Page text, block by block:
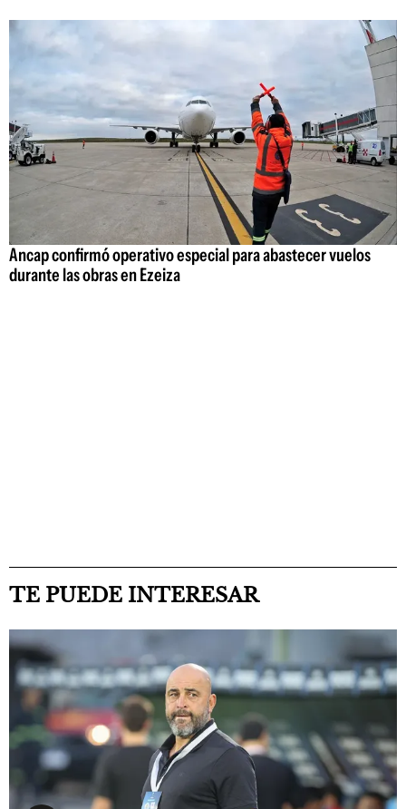
Ancap confirmó operativo especial para abastecer vuelos
durante las obras en Ezeiza
TE PUEDE INTERESAR